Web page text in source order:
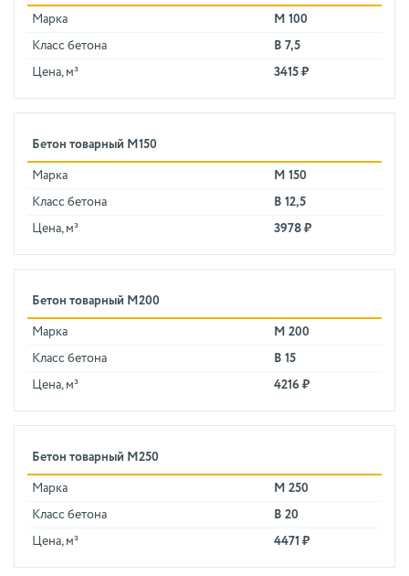
Марка М 100
Класс бетона В 7,5
Цена, м³ 3415 ₽
Бетон товарный М150
Марка М 150
Класс бетона В 12,5
Цена, м³ 3978 ₽
Бетон товарный М200
Марка М 200
Класс бетона В 15
Цена, м³ 4216 ₽
Бетон товарный М250
Марка М 250
Класс бетона В 20
Цена, м³ 4471 ₽